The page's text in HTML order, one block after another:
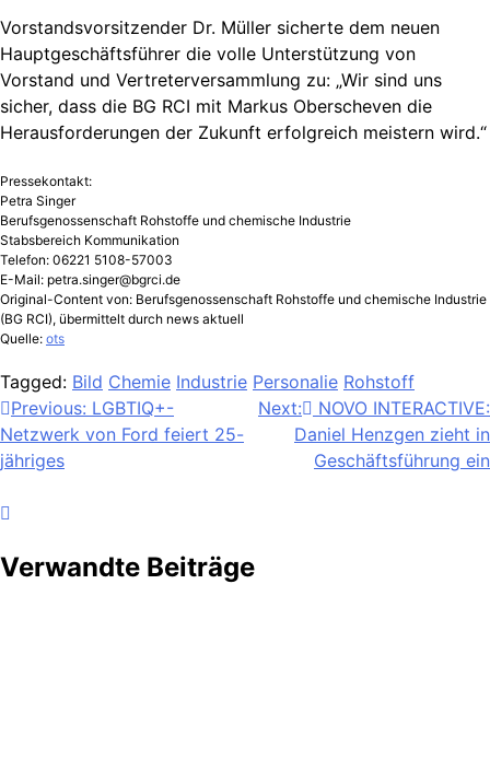
Vorstandsvorsitzender Dr. Müller sicherte dem neuen
Hauptgeschäftsführer die volle Unterstützung von
Vorstand und Vertreterversammlung zu: „Wir sind uns
sicher, dass die BG RCI mit Markus Oberscheven die
Herausforderungen der Zukunft erfolgreich meistern wird.“
Pressekontakt:
Petra Singer
Berufsgenossenschaft Rohstoffe und chemische Industrie
Stabsbereich Kommunikation
Telefon: 06221 5108-57003
E-Mail: petra.singer@bgrci.de
Original-Content von: Berufsgenossenschaft Rohstoffe und chemische Industrie
(BG RCI), übermittelt durch news aktuell
Quelle: ots
Tagged: Bild Chemie Industrie Personalie Rohstoff
Beitragsnavigation
Previous: LGBTIQ+-
Netzwerk von Ford feiert 25-
jähriges
Next:
NOVO INTERACTIVE:
Daniel Henzgen zieht in
Geschäftsführung ein
Verwandte Beiträge